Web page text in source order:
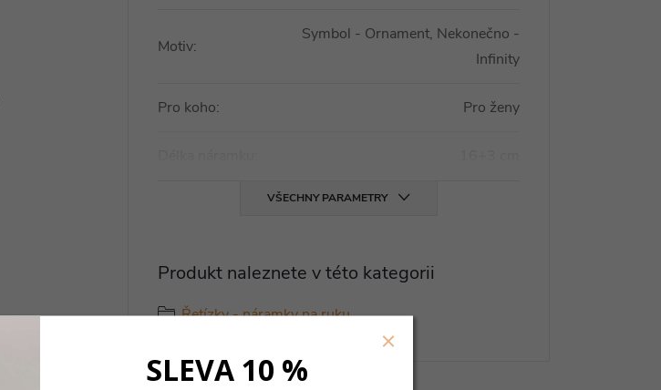
Motiv:
Symbol - Ornament, Nekonečno -
Infinity
Pro koho: Pro ženy
VŠECHNY PARAMETRY
Produkt naleznete v této kategorii
Řetízky - náramky na ruku
SLEVA 10 %